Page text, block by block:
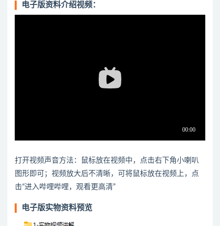
电子版资料介绍视频：
打开视频声音方法：鼠标放在视频中，点击右下角小喇叭
图形即可；视频放大后不清晰，可将鼠标放在视频上，点
击“进入哔哩哔哩，观看更高清”
电子版实物资料预览